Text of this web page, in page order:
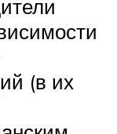
(в их